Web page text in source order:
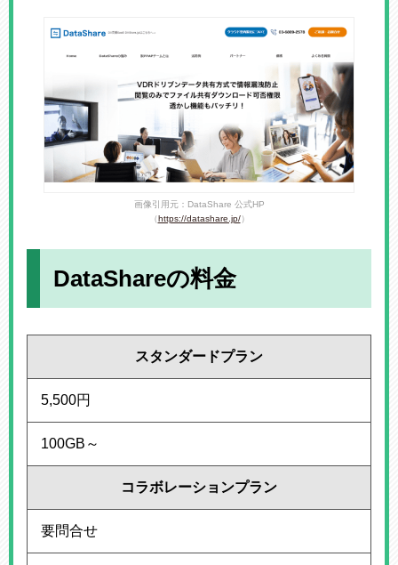
画像引用元：DataShare 公式HP
（https://datashare.jp/）
DataShareの料金
スタンダードプラン
5,500円
100GB～
コラボレーションプラン
要問合せ